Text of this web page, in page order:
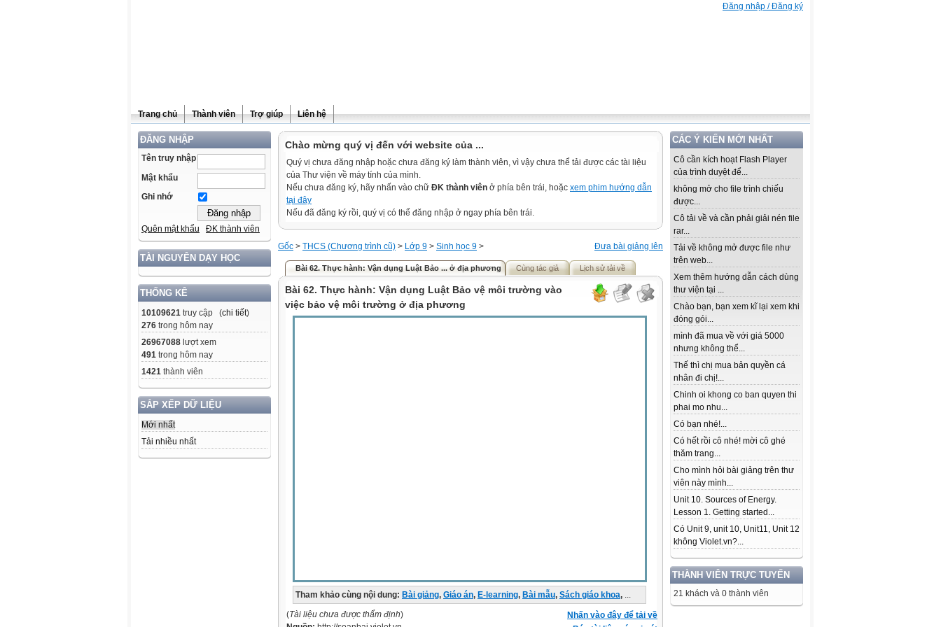
Đăng nhập / Đăng ký
Trang chủ Thành viên Trợ giúp Liên hệ
ĐĂNG NHẬP
Tên truy nhập
Mật khẩu
Ghi nhớ
Quên mật khẩu ĐK thành viên
TÀI NGUYÊN DẠY HỌC
THỐNG KÊ
10109621 truy cập (chi tiết)
276 trong hôm nay
26967088 lượt xem
491 trong hôm nay
1421 thành viên
SẮP XẾP DỮ LIỆU
Mới nhất
Tải nhiều nhất
CÁC Ý KIẾN MỚI NHẤT
Cô cần kích hoạt Flash Player
của trình duyệt để...
không mở cho file trình chiếu
được...
Cô tải về và cần phải giải nén file
rar...
Tải về không mở được file như
trên web...
Xem thêm hướng dẫn cách dùng
thư viện tại ...
Chào bạn, bạn xem kĩ lại xem khi
đóng gói...
mình đã mua về với giá 5000
nhưng không thể...
Thế thì chị mua bản quyền cá
nhân đi chị!...
Chinh oi khong co ban quyen thi
phai mo nhu...
Có bạn nhé!...
Có hết rồi cô nhé! mời cô ghé
thăm trang...
Cho mình hỏi bài giảng trên thư
viên này mình...
Unit 10. Sources of Energy.
Lesson 1. Getting started...
Có Unit 9, unit 10, Unit11, Unit 12
không Violet.vn?...
THÀNH VIÊN TRỰC TUYẾN
21 khách và 0 thành viên
Chào mừng quý vị đến với website của ...
Quý vị chưa đăng nhập hoặc chưa đăng ký làm thành viên, vì vậy chưa thể tải được các tài liệu
của Thư viện về máy tính của mình.
Nếu chưa đăng ký, hãy nhấn vào chữ ĐK thành viên ở phía bên trái, hoặc xem phim hướng dẫn
tại đây
Nếu đã đăng ký rồi, quý vị có thể đăng nhập ở ngay phía bên trái.
Đưa bài giảng lên
Gốc > THCS (Chương trình cũ) > Lớp 9 > Sinh học 9 >
Bài 62. Thực hành: Vận dụng Luật Bảo ... ở địa phương Cùng tác giả Lịch sử tải về
Bài 62. Thực hành: Vận dụng Luật Bảo vệ môi trường vào
việc bảo vệ môi trường ở địa phương
Tham khảo cùng nội dung: Bài giảng, Giáo án, E-learning, Bài mẫu, Sách giáo khoa, ...
Nhấn vào đây để tải về
(Tài liệu chưa được thẩm định)